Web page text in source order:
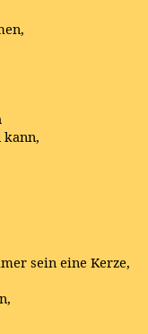
sein eine Kerze,